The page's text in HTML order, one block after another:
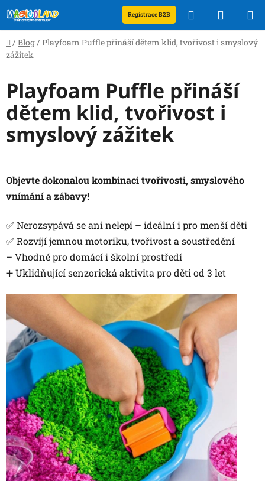
na
obsah
Registrace B2B Hledat
KOŠÍK
Domů
/ Blog / Playfoam Puffle přináší dětem klid, tvořivost i smyslový
zážitek
Playfoam Puffle přináší
dětem klid, tvořivost i
smyslový zážitek
Objevte dokonalou kombinaci tvořivosti, smyslového
vnímání a zábavy!
✅ Nerozsypává se ani nelepí – ideální i pro menší děti
✅ Rozvíjí jemnou motoriku, tvořivost a soustředění
– Vhodné pro domácí i školní prostředí
➕ Uklidňující senzorická aktivita pro děti od 3 let